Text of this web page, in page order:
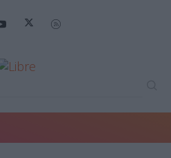
Εμμένει…